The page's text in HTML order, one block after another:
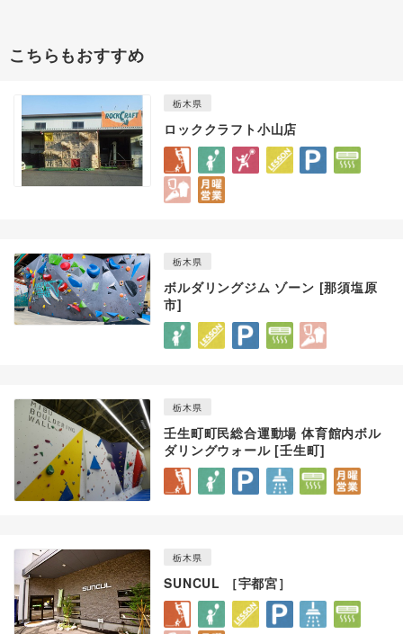
こちらもおすすめ
栃木県
ロッククラフト小山店
栃木県
ボルダリングジム ゾーン [那須塩原
市]
栃木県
壬生町町民総合運動場 体育館内ボル
ダリングウォール [壬生町]
栃木県
SUNCUL ［宇都宮］